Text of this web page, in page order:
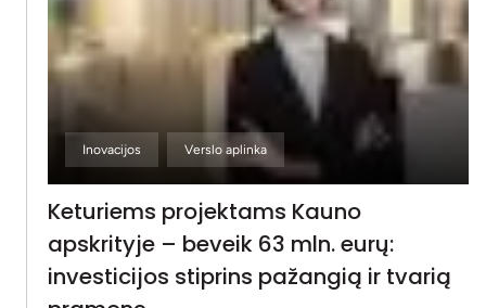
Inovacijos Verslo aplinka
Keturiems projektams Kauno
apskrityje – beveik 63 mln. eurų:
investicijos stiprins pažangią ir tvarią